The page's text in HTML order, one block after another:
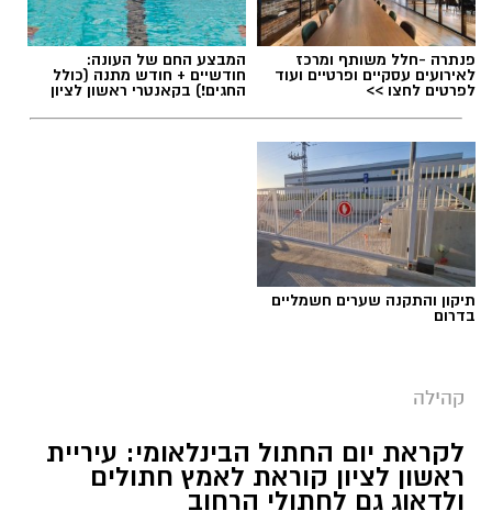
פנתרה -חלל משותף ומרכז
לאירועים עסקיים ופרטיים ועוד
לפרטים לחצו >>
המבצע החם של העונה:
חודשיים + חודש מתנה (כולל
החגים!) בקאנטרי ראשון לציון
תיקון והתקנה שערים חשמליים
בדרום
קהילה
לקראת יום החתול הבינלאומי: עיריית
ראשון לציון קוראת לאמץ חתולים
ולדאוג גם לחתולי הרחוב